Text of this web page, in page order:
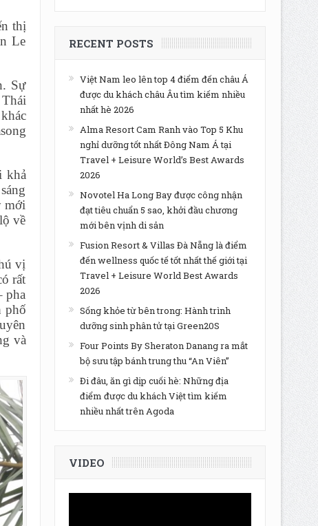
thị
Le
Sự
khả
mới
về
vị
rất
pha
phố
và
RECENT POSTS
Việt Nam leo lên top 4 điểm đến châu Á
được du khách châu Âu tìm kiếm nhiều
nhất hè 2026
Alma Resort Cam Ranh vào Top 5 Khu
nghỉ dưỡng tốt nhất Đông Nam Á tại
Travel + Leisure World’s Best Awards
2026
Novotel Ha Long Bay được công nhận
đạt tiêu chuẩn 5 sao, khởi đầu chương
mới bên vịnh di sản
Fusion Resort & Villas Đà Nẵng là điểm
đến wellness quốc tế tốt nhất thế giới tại
Travel + Leisure World Best Awards
2026
Sống khỏe từ bên trong: Hành trình
dưỡng sinh phân tử tại Green20S
Four Points By Sheraton Danang ra mắt
bộ sưu tập bánh trung thu “An Viên”
Đi đâu, ăn gì dịp cuối hè: Những địa
điểm được du khách Việt tìm kiếm
nhiều nhất trên Agoda
VIDEO